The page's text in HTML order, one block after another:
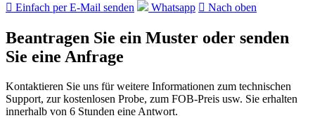
 Einfach per E-Mail senden Whatsapp  Nach oben
Beantragen Sie ein Muster oder senden
Sie eine Anfrage
Kontaktieren Sie uns für weitere Informationen zum technischen
Support, zur kostenlosen Probe, zum FOB-Preis usw. Sie erhalten
innerhalb von 6 Stunden eine Antwort.